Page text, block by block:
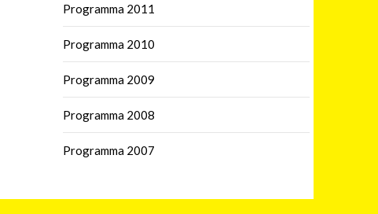
Programma 2011
Programma 2010
Programma 2009
Programma 2008
Programma 2007